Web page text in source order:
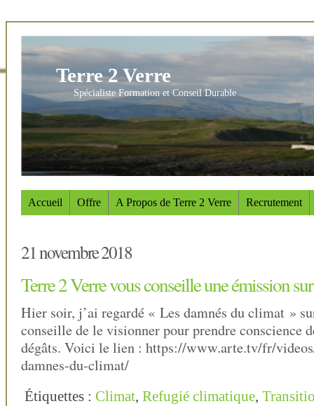
Terre 2 Verre
Spécialiste Formation et Conseil Durable
Accueil Offre A Propos de Terre 2 Verre Recrutement
21 novembre 2018
Terre 2 Verre vous conseille une émission
Hier soir, j’ai regardé « Les damnés du climat »
conseille de le visionner pour prendre conscience
dégâts. Voici le lien : https://www.arte.tv/fr/
damnes-du-climat/
Étiquettes : Climat, Refugié climatique,